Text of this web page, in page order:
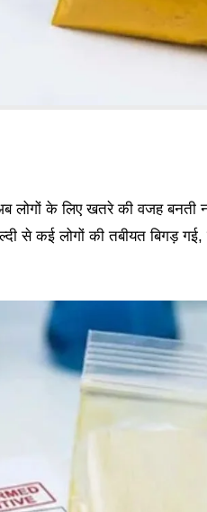
लोगों के लिए खतरे की वजह
से कई लोगों की तबीयत बिगड़